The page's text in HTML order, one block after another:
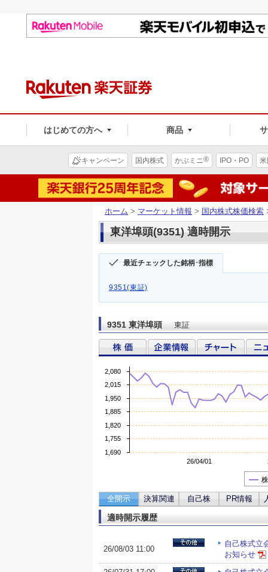
はじめての方へ 商品
キャンペーン 国内株式 かぶミニ® IPO・PO
ホーム > マーケット情報 > 国内株式株価検索
東洋埠頭(9351) 適時開示
最近チェックした銘柄･指標
9351(東証)
9351 東洋埠頭 東証